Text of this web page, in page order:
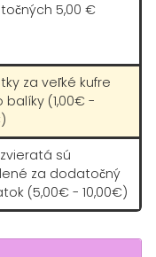
5,00 €
za veľké kufre
balíky (1,00€ -
sú
za dodatočný
(5,00€ - 10,00€)